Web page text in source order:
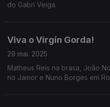
do Gabri Veiga.
Viva o Virgín Gorda!
29 mai. 2025
Matheus Reis na brasa, João
no Jamor e Nuno Borges em